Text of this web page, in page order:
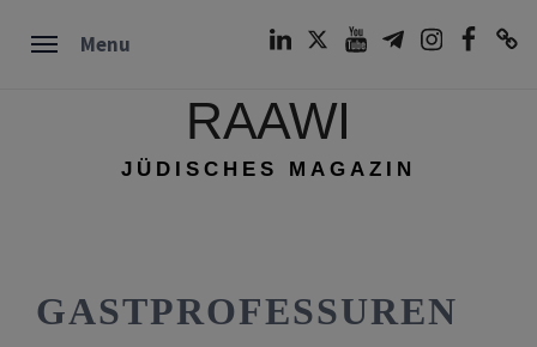
Menu
RAAWI
JÜDISCHES MAGAZIN
GASTPROFESSUREN